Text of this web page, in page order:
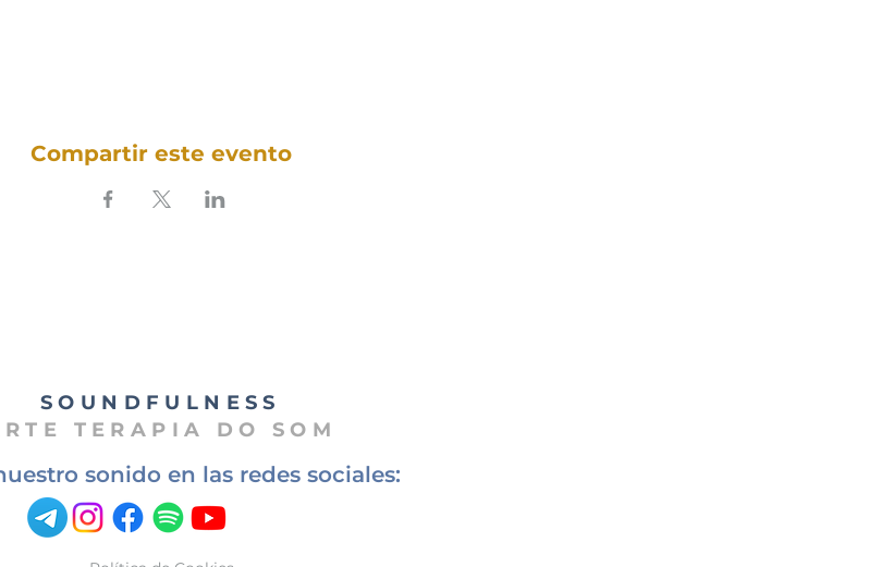
Compartir este evento
SOUNDFULNESS​
TERAPIA DO SOM
sonido en las redes sociales: